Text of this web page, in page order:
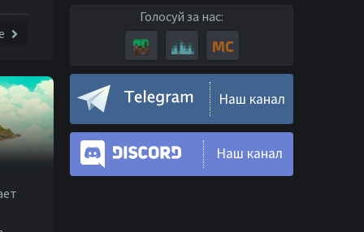
Голосуй за нас:
Наш канал
Наш канал